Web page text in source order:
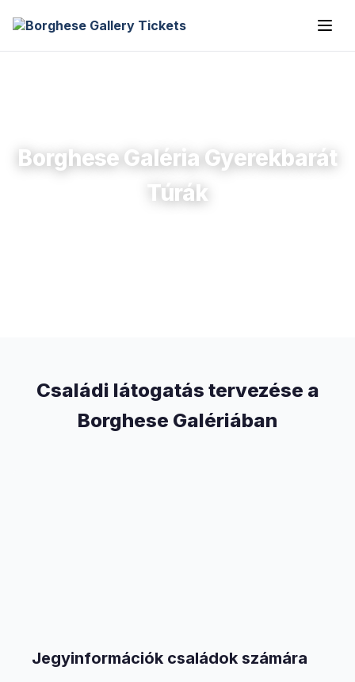
Borghese Galéria Gyerekbarát
Túrák
Családi látogatás tervezése a
Borghese Galériában
Jegyinformációk családok számára